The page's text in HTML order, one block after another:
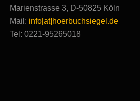
Marienstrasse 3, D-50825 Köln
Mail: info[at]hoerbuchsiegel.de
Tel: 0221-95265018